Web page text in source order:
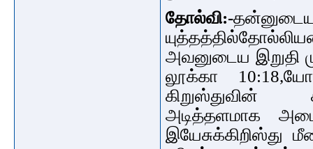
தோல்வி:-
அவனுடைய இறுதி
லூக்கா
கிறுஸ்துவின்
அடித்தளமாக
இயேசுக்கிறிஸ்து